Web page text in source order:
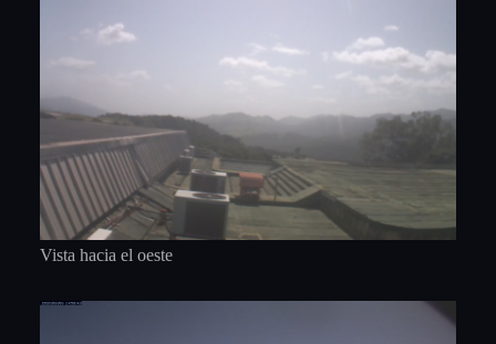
Vista hacia el oeste